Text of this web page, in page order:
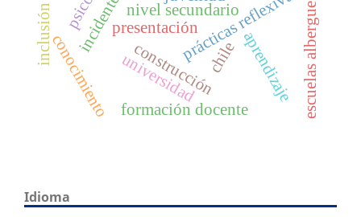
presentaciónprácticas reflexivas
nivel secundario
aprendizaje
conocimiento construcción
universidad
formación docente
chile escuelas albergue
Idioma